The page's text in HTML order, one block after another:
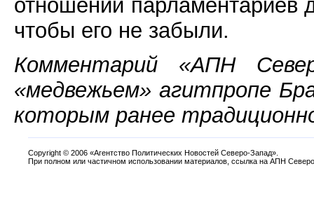
отношении парламентариев
чтобы его не забыли.
Комментарий «АПН
«медвежьем» агитпропе
которым ранее
Copyright © 2006 «Агентство Политических Новостей Северо-Запад».
При полном или частичном использовании материалов, ссылка на АПН